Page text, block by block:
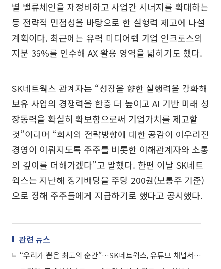
별 밸류체인을 재정비하고 사업간 시너지를 확대하는
등 전략적 민첩성을 바탕으로 한 실행력 제고에 나설
계획이다. 최근에는 유력 미디어렙 기업 인크로스의
지분 36%를 인수해 AX 활용 영역을 넓히기도 했다.
SK네트웍스 관계자는 “성장을 향한 실행력을 강화해
보유 사업의 경쟁력을 한층 더 높이고 AI 기반 미래 성
장동력을 확실히 확보함으로써 기업가치를 제고할
것”이라며 “회사의 전략방향에 대한 공감이 어우러진
경영이 이뤄지도록 주주를 비롯한 이해관계자와 소통
의 깊이를 더해가겠다”고 말했다. 한편 이날 SK네트
웍스는 지난해 정기배당을 주당 200원(보통주 기준)
으로 정해 주주들에게 지급하기로 했다고 공시했다.
관련 뉴스
“우리가 뽑은 최고의 순간”…SK네트웍스, 유튜브 채널서 연말 결산 콘텐츠 공개